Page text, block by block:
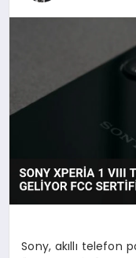
YAŞAM
Sony, akıllı telefon